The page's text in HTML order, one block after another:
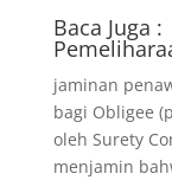
Baca Juga :
jaminan
bagi Obligee
oleh Surety
menjamin